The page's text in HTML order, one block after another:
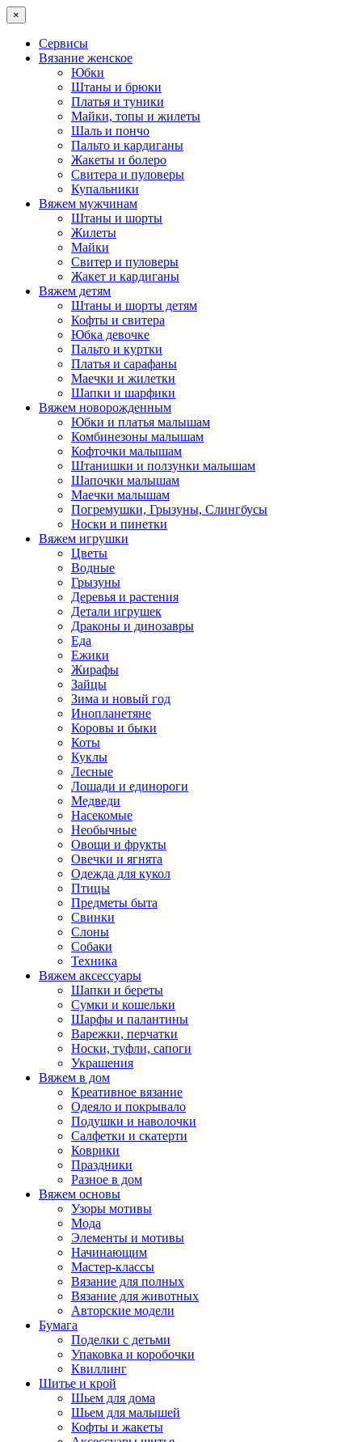
×
Сервисы
Вязание женское
Юбки
Штаны и брюки
Платья и туники
Майки, топы и жилеты
Шаль и пончо
Пальто и кардиганы
Жакеты и болеро
Свитера и пуловеры
Купальники
Вяжем мужчинам
Штаны и шорты
Жилеты
Майки
Свитер и пуловеры
Жакет и кардиганы
Вяжем детям
Штаны и шорты детям
Кофты и свитера
Юбка девочке
Пальто и куртки
Платья и сарафаны
Маечки и жилетки
Шапки и шарфики
Вяжем новорожденным
Юбки и платья малышам
Комбинезоны малышам
Кофточки малышам
Штанишки и ползунки малышам
Шапочки малышам
Маечки малышам
Погремушки, Грызуны, Слингбусы
Носки и пинетки
Вяжем игрушки
Цветы
Водные
Грызуны
Деревья и растения
Детали игрушек
Драконы и динозавры
Еда
Ежики
Жирафы
Зайцы
Зима и новый год
Инопланетяне
Коровы и быки
Коты
Куклы
Лесные
Лошади и единороги
Медведи
Насекомые
Необычные
Овощи и фрукты
Овечки и ягнята
Одежда для кукол
Птицы
Предметы быта
Свинки
Слоны
Собаки
Техника
Вяжем аксессуары
Шапки и береты
Сумки и кошельки
Шарфы и палантины
Варежки, перчатки
Носки, туфли, сапоги
Украшения
Вяжем в дом
Креативное вязание
Одеяло и покрывало
Подушки и наволочки
Салфетки и скатерти
Коврики
Праздники
Разное в дом
Вяжем основы
Узоры мотивы
Мода
Элементы и мотивы
Начинающим
Мастер-классы
Вязание для полных
Вязание для животных
Авторские модели
Бумага
Поделки с детьми
Упаковка и коробочки
Квиллинг
Шитье и крой
Шьем для дома
Шьем для малышей
Кофты и жакеты